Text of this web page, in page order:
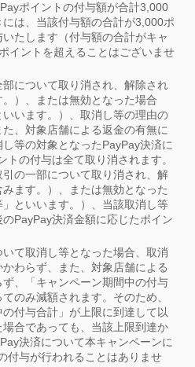
ポイントの付与額が合計3,000
は、当該付与額の合計が3,000ポ
たします（付与額の合計がキャ
イントを超えることはございませ
について取り消され、解除され
。）、または無効となった場合
いいます。）、取消し等の理由の
、対象店舗による返金の有無に
等の対象となったPayPay決済に
トの付与は全て取り消されます。
引の一部について取り消され、解
ます。）、または無効となった
といいます。）、当該取消し等
PayPay決済金額に応じたポイン
て取消し等となった場合、取消
わらず、また、対象店舗による
、「キャンペーン期間中の付与
のみ減額されます。そのため、
の付与合計」が上限に到達して以
合であっても、当該上限到達か
決済について本キャンペーンに
付与が行われることはありませ